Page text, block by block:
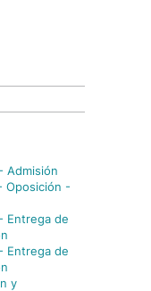
Admisión
Oposición -
Entrega de
Entrega de
y